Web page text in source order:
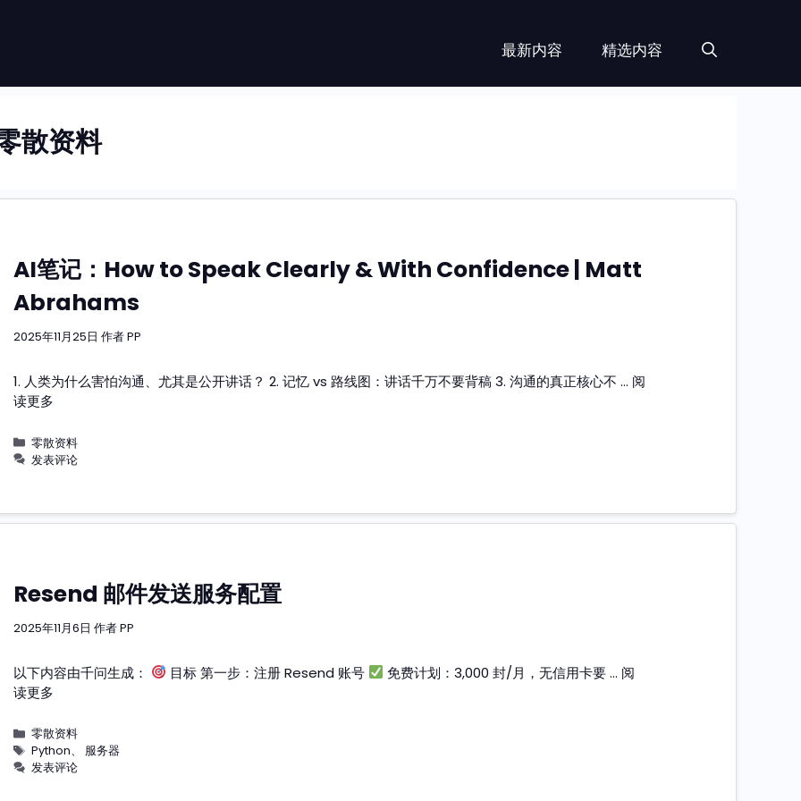
最新内容 精选内容
散资料
AI笔记：How to Speak Clearly & With Confidence | Matt
Abrahams
2025年11月25日 作者PP
1. 人类为什么害怕沟通、尤其是公开讲话？ 2. 记忆 vs 路线图：讲话千万不要背稿 3. 沟通的真正核心不 … 阅
读更多
分
类
零散资料
发表评论
Resend 邮件发送服务配置
2025年11月6日 作者PP
以下内容由千问生成： 目标 第一步：注册 Resend 账号 免费计划：3,000 封/月，无信用卡要 … 阅
读更多
分
类
零散资料
标
签
Python、 服务器
发表评论